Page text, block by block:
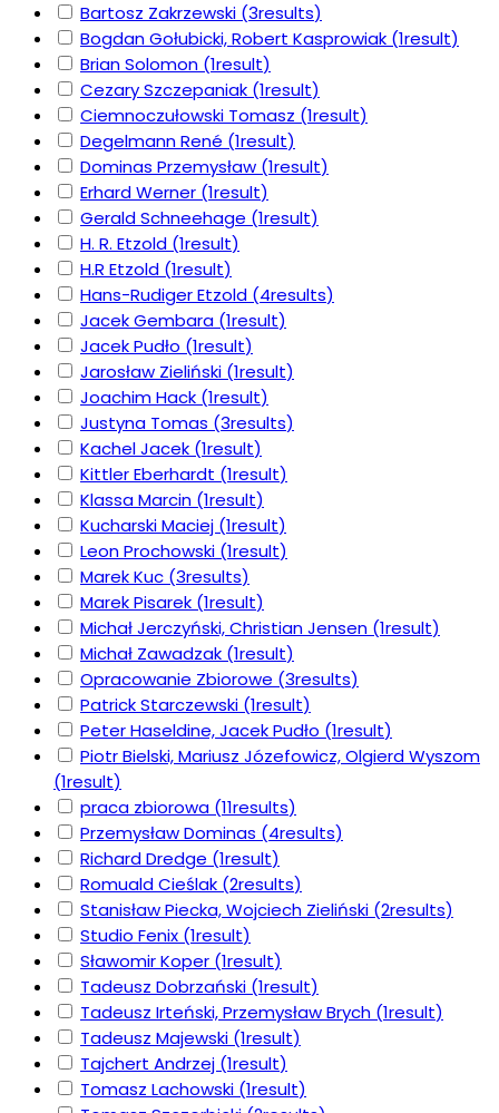
Bartosz Zakrzewski (3results)
Bogdan Gołubicki, Robert Kasprowiak (1result)
Brian Solomon (1result)
Cezary Szczepaniak (1result)
Ciemnoczułowski Tomasz (1result)
Degelmann René (1result)
Dominas Przemysław (1result)
Erhard Werner (1result)
Gerald Schneehage (1result)
H. R. Etzold (1result)
H.R Etzold (1result)
Hans-Rudiger Etzold (4results)
Jacek Gembara (1result)
Jacek Pudło (1result)
Jarosław Zieliński (1result)
Joachim Hack (1result)
Justyna Tomas (3results)
Kachel Jacek (1result)
Kittler Eberhardt (1result)
Klassa Marcin (1result)
Kucharski Maciej (1result)
Leon Prochowski (1result)
Marek Kuc (3results)
Marek Pisarek (1result)
Michał Jerczyński, Christian Jensen (1result)
Michał Zawadzak (1result)
Opracowanie Zbiorowe (3results)
Patrick Starczewski (1result)
Peter Haseldine, Jacek Pudło (1result)
Piotr Bielski, Mariusz Józefowicz, Olgierd Wyszom
(1result)
praca zbiorowa (11results)
Przemysław Dominas (4results)
Richard Dredge (1result)
Romuald Cieślak (2results)
Stanisław Piecka, Wojciech Zieliński (2results)
Studio Fenix (1result)
Sławomir Koper (1result)
Tadeusz Dobrzański (1result)
Tadeusz Irteński, Przemysław Brych (1result)
Tadeusz Majewski (1result)
Tajchert Andrzej (1result)
Tomasz Lachowski (1result)